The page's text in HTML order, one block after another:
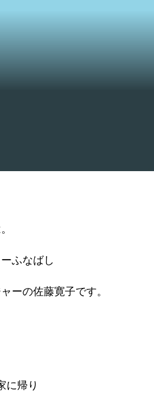
ふなばし
ーの佐藤寛子です。
に帰り